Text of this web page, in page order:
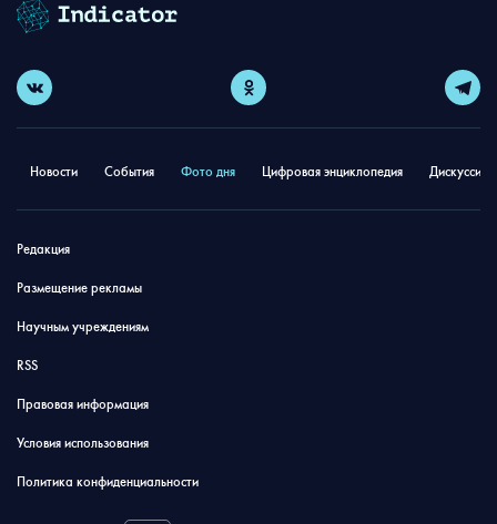
Новости События Фото дня Цифровая энциклопедия
Редакция
Размещение рекламы
Научным учреждениям
RSS
Правовая информация
Условия использования
Политика конфиденциальности